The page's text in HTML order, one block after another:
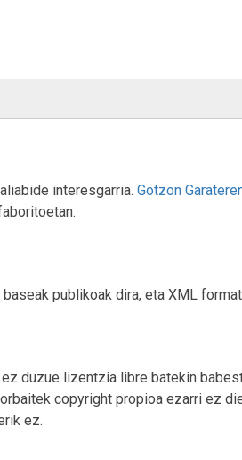
interesgarria. Gotzon
publikoak dira, eta XML
duzue lizentzia libre batekin
copyright propioa ezarri ez
ez.